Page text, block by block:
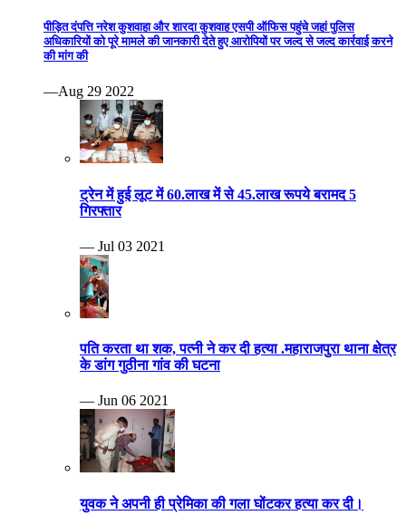
पीड़ित दंपत्ति नरेश कुशवाहा और शारदा कुशवाह एसपी ऑफिस पहुंचे जहां पुलिस
अधिकारियों को पूरे मामले की जानकारी देते हुए आरोपियों पर जल्द से जल्द कार्रवाई करने
की मांग की
—Aug 29 2022
ट्रेन में हुई लूट में 60.लाख में से 45.लाख रूपये बरामद 5
गिरफ्तार
— Jul 03 2021
पति करता था शक, पत्नी ने कर दी हत्या .महाराजपुरा थाना क्षेत्र
के डांग गुठीना गांव की घटना
— Jun 06 2021
युवक ने अपनी ही प्रेमिका की गला घोंटकर हत्या कर दी।